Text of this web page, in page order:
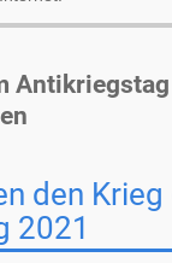
den
2021